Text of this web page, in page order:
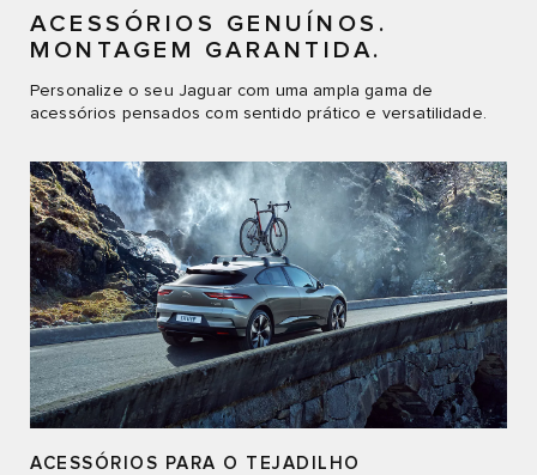
ACESSÓRIOS GENUÍNOS.
MONTAGEM GARANTIDA.
Personalize o seu Jaguar com uma ampla gama de
acessórios pensados com sentido prático e versatilidade.
ACESSÓRIOS PARA O TEJADILHO